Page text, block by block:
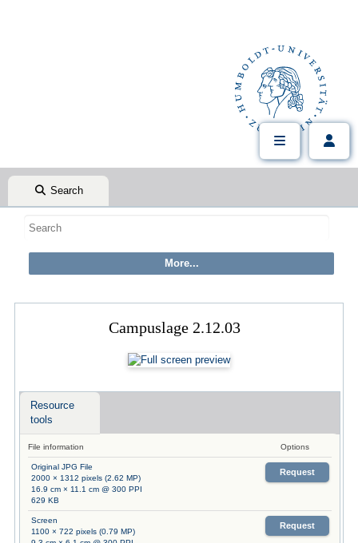
Search
Campuslage 2.12.03
Resource
tools
File information Options
Original JPG File
2000 × 1312 pixels (2.62 MP)
16.9 cm × 11.1 cm @ 300 PPI
629 KB
Request
Screen
1100 × 722 pixels (0.79 MP)
Request